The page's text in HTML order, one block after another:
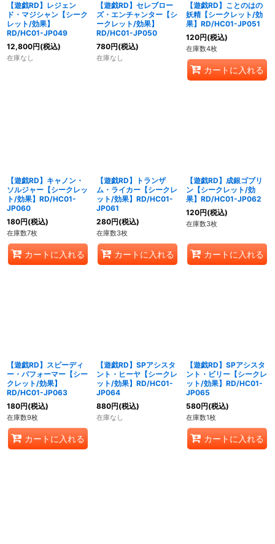
【遊戯RD】レジェン
ド・マジシャン【シーク
レット/効果】
RD/HC01-JP049
12,800円(税込)
在庫なし
【遊戯RD】セレブロー
ズ・エンチャンター【シ
ークレット/効果】
RD/HC01-JP050
780円(税込)
在庫なし
【遊戯RD】ことのはの
妖精【シークレット/効
果】RD/HC01-JP051
120円(税込)
在庫数4枚
カートに入れる
【遊戯RD】キャノン・
ソルジャー【シークレッ
ト/効果】RD/HC01-
JP060
180円(税込)
在庫数7枚
カートに入れる
【遊戯RD】トランザ
ム・ライカー【シークレ
ット/効果】RD/HC01-
JP061
280円(税込)
在庫数3枚
カートに入れる
【遊戯RD】成銀ゴブリ
ン【シークレット/効
果】RD/HC01-JP062
120円(税込)
在庫数3枚
カートに入れる
【遊戯RD】スピーディ
ー・パフォーマー【シー
クレット/効果】
RD/HC01-JP063
180円(税込)
在庫数9枚
カートに入れる
【遊戯RD】SPアシスタ
ント・ヒーヤ【シークレ
ット/効果】RD/HC01-
JP064
880円(税込)
在庫なし
【遊戯RD】SPアシスタ
ント・ビリー【シークレ
ット/効果】RD/HC01-
JP065
580円(税込)
在庫数1枚
カートに入れる